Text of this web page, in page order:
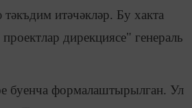
итәчәкләр. Бу хакта
дирекциясе" генераль
буенча формалаштырылган. Ул